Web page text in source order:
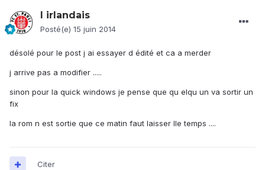
l irlandais
Posté(e) 15 juin 2014
désolé pour le post j ai essayer d édité et ca a merder
j arrive pas a modifier .....
sinon pour la quick windows je pense que qu elqu un va sortir un
fix
la rom n est sortie que ce matin faut laisser lle temps ....
Citer